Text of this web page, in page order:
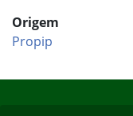
Origem
Propip